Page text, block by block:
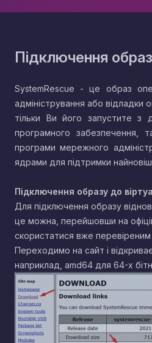
Підключення
SystemRescue - це образ
адміністрування або
тільки Ви його запустите з
програмного забезпечення,
програми мережного
ядрами для підтримки
Підключення образу до
Для підключення образу
це можна, перейшовши на
скористатися вже
Переходимо на сайт і
наприклад, amd64 для 64-х